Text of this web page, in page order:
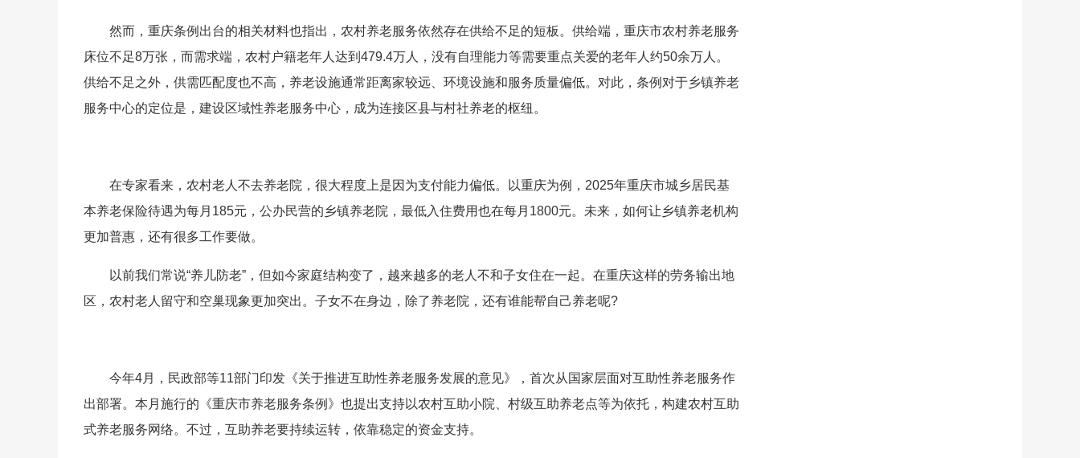
然而，重庆条例出台的相关材料也指出，农村养老服务依然存在供给不足的短板。供给端，重庆市农村养老服务
床位不足8万张，而需求端，农村户籍老年人达到479.4万人，没有自理能力等需要重点关爱的老年人约50余万人。
供给不足之外，供需匹配度也不高，养老设施通常距离家较远、环境设施和服务质量偏低。对此，条例对于乡镇养老
服务中心的定位是，建设区域性养老服务中心，成为连接区县与村社养老的枢纽。
在专家看来，农村老人不去养老院，很大程度上是因为支付能力偏低。以重庆为例，2025年重庆市城乡居民基
本养老保险待遇为每月185元，公办民营的乡镇养老院，最低入住费用也在每月1800元。未来，如何让乡镇养老机构
更加普惠，还有很多工作要做。
以前我们常说“养儿防老”，但如今家庭结构变了，越来越多的老人不和子女住在一起。在重庆这样的劳务输出地
区，农村老人留守和空巢现象更加突出。子女不在身边，除了养老院，还有谁能帮自己养老呢?
今年4月，民政部等11部门印发《关于推进互助性养老服务发展的意见》，首次从国家层面对互助性养老服务作
出部署。本月施行的《重庆市养老服务条例》也提出支持以农村互助小院、村级互助养老点等为依托，构建农村互助
式养老服务网络。不过，互助养老要持续运转，依靠稳定的资金支持。